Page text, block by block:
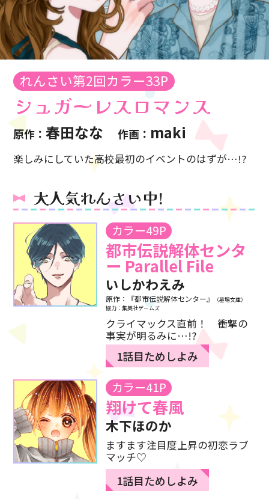
れんさい第2回カラー33P
シュガーレスロマンス
原作：春田なな作画： maki
楽しみにしていた高校最初のイベントのはずが…!?
大人気れんさい中!
カラー49P
都市伝説解体センタ
ー Parallel File
いしかわえみ
原作：『都市伝説解体センター』
（墓場文庫）
協力：集英社ゲームズ
クライマックス直前！ 衝撃の
事実が明るみに…!?
1話目ためしよみ
カラー41P
翔けて春風
木下ほのか
ますます注目度上昇の初恋ラブ
マッチ♡
1話目ためしよみ